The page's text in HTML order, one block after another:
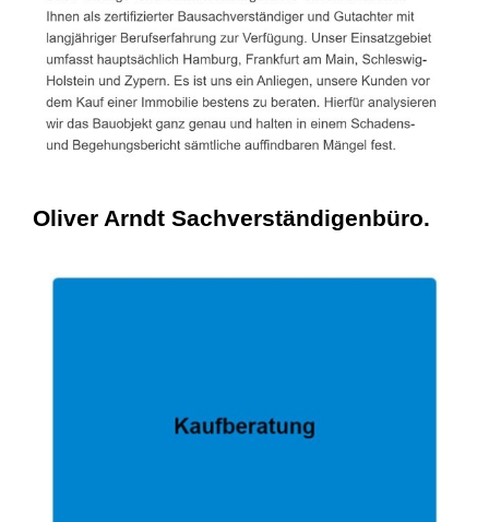
Oliver Arndt Sachverständigenbüro.